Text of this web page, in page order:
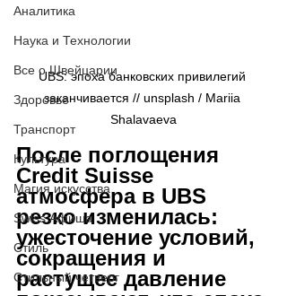
Аналитика
Наука и Технологии
Все о Швейцарии
Здоровье
Транспорт
Культура
Магия искусства
Swiss Афиша
Стиль
Стильный четверг
UBS: эпоха банковских привилегий
заканчивается // unsplash / Mariia
Shalavaeva
После поглощения
Credit Suisse
атмосфера в UBS
резко изменилась:
ужесточение условий,
сокращения и
растущее давление